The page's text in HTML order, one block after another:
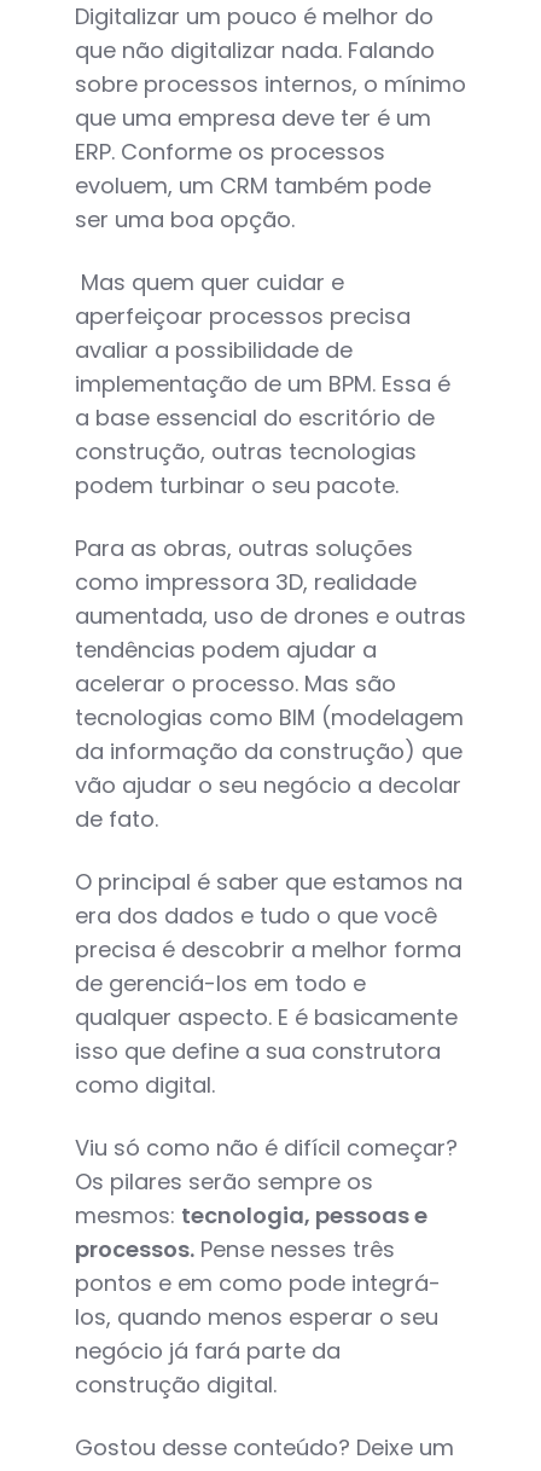
Digitalizar um pouco é melhor do
que não digitalizar nada. Falando
sobre processos internos, o mínimo
que uma empresa deve ter é um
ERP. Conforme os processos
evoluem, um CRM também pode
ser uma boa opção.
Mas quem quer cuidar e
aperfeiçoar processos precisa
avaliar a possibilidade de
implementação de um BPM. Essa é
a base essencial do escritório de
construção, outras tecnologias
podem turbinar o seu pacote.
Para as obras, outras soluções
como impressora 3D, realidade
aumentada, uso de drones e outras
tendências podem ajudar a
acelerar o processo. Mas são
tecnologias como BIM (modelagem
da informação da construção) que
vão ajudar o seu negócio a decolar
de fato.
O principal é saber que estamos na
era dos dados e tudo o que você
precisa é descobrir a melhor forma
de gerenciá-los em todo e
qualquer aspecto. E é basicamente
isso que define a sua construtora
como digital.
Viu só como não é difícil começar?
Os pilares serão sempre os
mesmos: tecnologia, pessoas e
processos. Pense nesses três
pontos e em como pode integrá-
los, quando menos esperar o seu
negócio já fará parte da
construção digital.
Gostou desse conteúdo? Deixe um